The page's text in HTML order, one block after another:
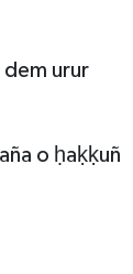
dem urur
o ḥaḳḳuñ